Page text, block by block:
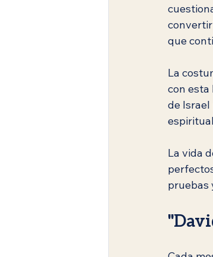
que
La
con esta
de Israel
La vida
pruebas